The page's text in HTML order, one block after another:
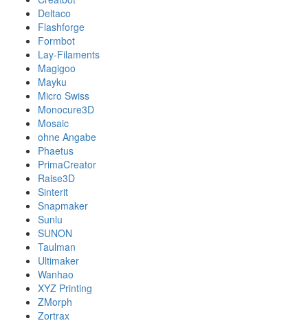
Deltaco
Flashforge
Formbot
Lay-Filaments
Magigoo
Mayku
Micro Swiss
Monocure3D
Mosaic
ohne Angabe
Phaetus
PrimaCreator
Raise3D
Sinterit
Snapmaker
Sunlu
SUNON
Taulman
Ultimaker
Wanhao
XYZ Printing
ZMorph
Zortrax